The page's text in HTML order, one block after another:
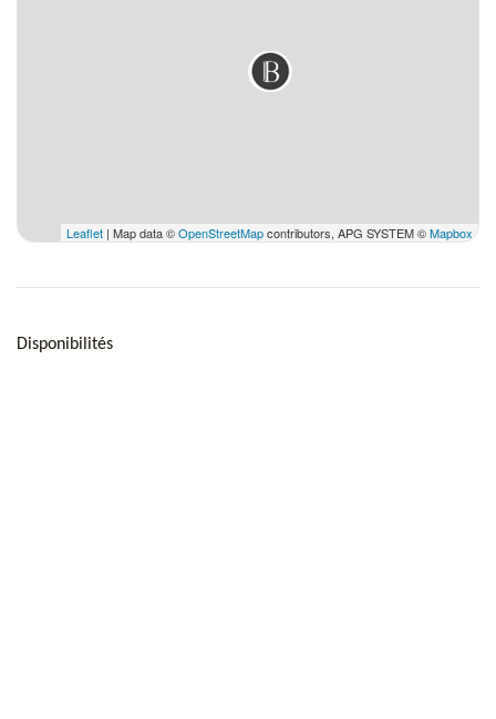
Leaflet | Map data ©OpenStreetMapcontributors, APG SYSTEM ©Mapbox
Disponibilités